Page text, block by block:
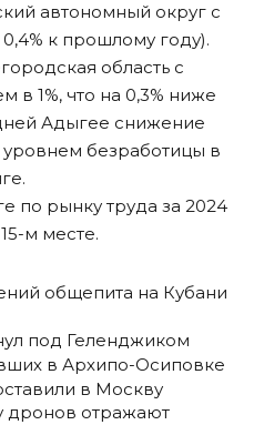
автономный округ с
к прошлому году).
область с
в 1%, что на 0,3% ниже
Адыгее снижение
уровнем безработицы в
по рынку труда за 2024
м месте.
общепита на Кубани
под Геленджиком
в Архипо-Осиповке
в Москву
дронов отражают